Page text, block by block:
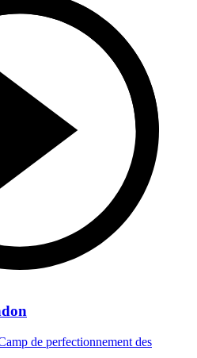
de perfectionnement des